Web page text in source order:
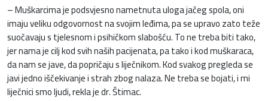
– Muškarcima je podsvjesno nametnuta uloga jačeg spola, oni
imaju veliku odgovornost na svojim leđima, pa se upravo zato teže
suočavaju s tjelesnom i psihičkom slabošću. To ne treba biti tako,
jer nama je cilj kod svih naših pacijenata, pa tako i kod muškaraca,
da nam se jave, da popričaju s liječnikom. Kod svakog pregleda se
javi jedno iščekivanje i strah zbog nalaza. Ne treba se bojati, i mi
liječnici smo ljudi, rekla je dr. Štimac.